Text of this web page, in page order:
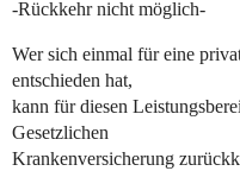
-Rückkehr nicht möglich-
Wer sich einmal für eine
entschieden hat,
kann für diesen
Gesetzlichen
Krankenversicherung